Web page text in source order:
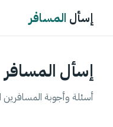
إسأل المسافر
إسأل المسافر
أسئلة وأجوبة المسافرين